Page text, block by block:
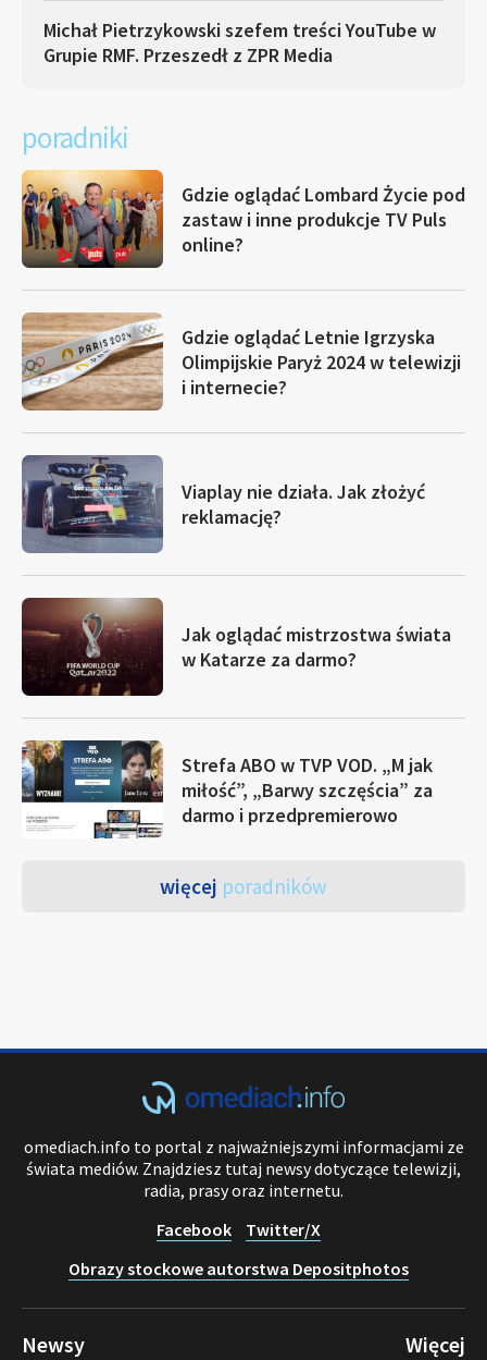
Michał Pietrzykowski szefem treści YouTube w
Grupie RMF. Przeszedł z ZPR Media
poradniki
Gdzie oglądać Lombard Życie pod
zastaw i inne produkcje TV Puls
online?
Gdzie oglądać Letnie Igrzyska
Olimpijskie Paryż 2024 w telewizji
i internecie?
Viaplay nie działa. Jak złożyć
reklamację?
Jak oglądać mistrzostwa świata
w Katarze za darmo?
Strefa ABO w TVP VOD. „M jak
miłość”, „Barwy szczęścia” za
darmo i przedpremierowo
więcej poradników
omediach.info to portal z najważniejszymi informacjami ze
świata mediów. Znajdziesz tutaj newsy dotyczące telewizji,
radia, prasy oraz internetu.
Facebook
Twitter/X
Obrazy stockowe autorstwa Depositphotos
Newsy Więcej